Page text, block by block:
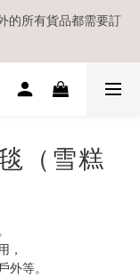
的所有貨品都需要訂
的所有貨品都需要訂
登入狀態下』購物。
出後，本店只會以電
信箱。
的所有貨品都需要訂
（雪糕
，
等。